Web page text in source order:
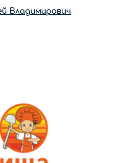
Владимирович